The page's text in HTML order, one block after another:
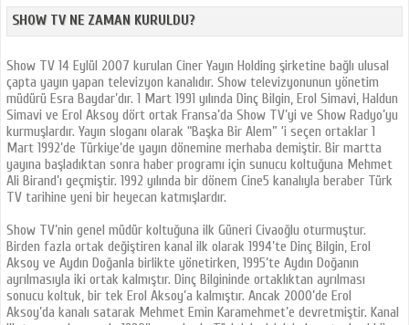
SHOW TV NE ZAMAN KURULDU?
Show TV 14 Eylül 2007 kurulan Ciner Yayın Holding şirketine bağlı ulusal
çapta yayın yapan televizyon kanalıdır. Show televizyonunun yönetim
müdürü Esra Baydar’dır. 1 Mart 1991 yılında Dinç Bilgin, Erol Simavi, Haldun
Simavi ve Erol Aksoy dört ortak Fransa’da Show TV’yi ve Show Radyo’yu
kurmuşlardır. Yayın sloganı olarak “Başka Bir Alem” ‘i seçen ortaklar 1
Mart 1992’de Türkiye’de yayın dönemine merhaba demiştir. Bir martta
yayına başladıktan sonra haber programı için sunucu koltuğuna Mehmet
Ali Birand’ı geçmiştir. 1992 yılında bir dönem Cine5 kanalıyla beraber Türk
TV tarihine yeni bir heyecan katmışlardır.
Show TV’nin genel müdür koltuğuna ilk Güneri Civaoğlu oturmuştur.
Birden fazla ortak değiştiren kanal ilk olarak 1994’te Dinç Bilgin, Erol
Aksoy ve Aydın Doğanla birlikte yönetirken, 1995’te Aydın Doğanın
ayrılmasıyla iki ortak kalmıştır. Dinç Bilgininde ortaklıktan ayrılması
sonucu koltuk, bir tek Erol Aksoy’a kalmıştır. Ancak 2000’de Erol
Aksoy’da kanalı satarak Mehmet Emin Karamehmet’e devretmiştir. Kanal